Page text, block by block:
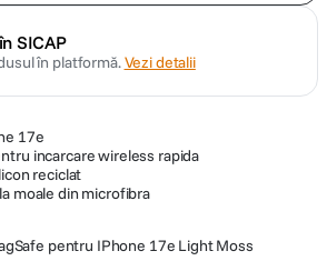
SICAP
în platformă.Vezi detalii
17e
incarcare wireless rapida
reciclat
moale din microfibra
pentru IPhone 17e Light Moss